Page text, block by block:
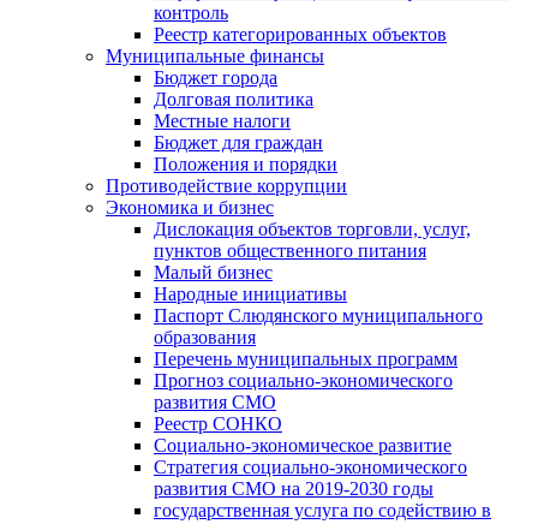
контроль
Реестр категорированных объектов
Муниципальные финансы
Бюджет города
Долговая политика
Местные налоги
Бюджет для граждан
Положения и порядки
Противодействие коррупции
Экономика и бизнес
Дислокация объектов торговли, услуг,
пунктов общественного питания
Малый бизнес
Народные инициативы
Паспорт Слюдянского муниципального
образования
Перечень муниципальных программ
Прогноз социально-экономического
развития СМО
Реестр СОНКО
Социально-экономическое развитие
Стратегия социально-экономического
развития СМО на 2019-2030 годы
государственная услуга по содействию в